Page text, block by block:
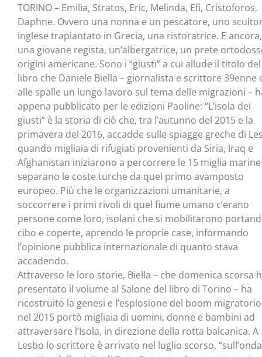
TORINO – Emilia, Stratos, Eric, Melinda, Efi, Cristoforos,
Daphne. Ovvero una nonna e un pescatore, uno
inglese trapiantato in Grecia, una ristoratrice. E ancora,
una giovane regista, un’albergatrice, un prete
origini americane. Sono i “giusti” a cui allude il titolo del
libro che Daniele Biella – giornalista e scrittore 39enne
alle spalle un lungo lavoro sul tema delle migrazioni –
appena pubblicato per le edizioni Paoline: “L’isola dei
giusti” è la storia di ciò che, tra l’autunno del 2015 e la
primavera del 2016, accadde sulle spiagge greche di
quando migliaia di rifugiati provenienti da Siria, Iraq e
Afghanistan iniziarono a percorrere le 15 miglia
separano le coste turche da quel primo avamposto
europeo. Più che le organizzazioni umanitarie, a
soccorrere i primi rivoli di quel fiume umano c’erano
persone come loro, isolani che si mobilitarono
cibo e coperte, aprendo le proprie case, informando
l’opinione pubblica internazionale di quanto stava
accadendo.
Attraverso le loro storie, Biella – che domenica scorsa
presentato il volume al Salone del libro di Torino – ha
ricostruito la genesi e l’esplosione del boom
nel 2015 portò migliaia di uomini, donne e bambini ad
attraversare l’Isola, in direzione della rotta balcanica. A
Lesbo lo scrittore è arrivato nel luglio scorso, “sull’onda